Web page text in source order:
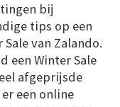
bij
tips op een
van Zalando.
een Winter Sale
afgeprijsde
een online